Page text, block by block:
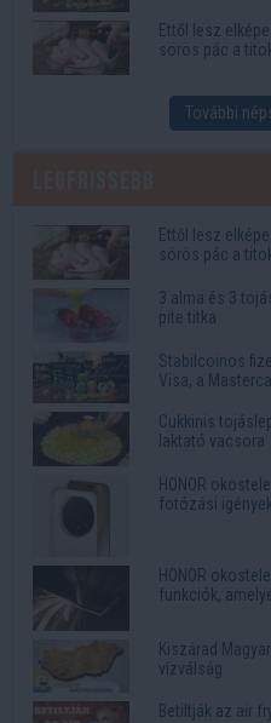
Ettől lesz
sörös pác a
További
Ettől lesz
sörös pác a
3 alma és 3
pite titka
Stabilcoinos
Visa, a
Cukkinis
laktató vacsora
HONOR
fotózási igények
HONOR
funkciók,
Kiszárad
vízválság
Betiltják az air